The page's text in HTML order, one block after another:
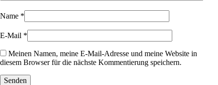
Name *
E-Mail *
Meinen Namen, meine E-Mail-Adresse und meine Website in
diesem Browser für die nächste Kommentierung speichern.